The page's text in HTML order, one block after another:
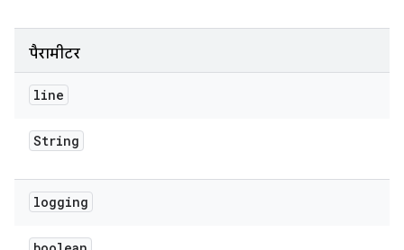
पैरामीटर
line
String
logging